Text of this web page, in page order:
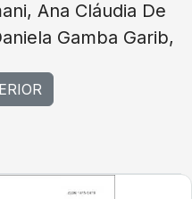
Ana Cláudia De
Gamba Garib,